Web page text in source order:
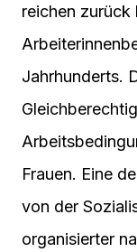
reichen zurück
Jahrhunderts.
Frauen. Eine
von der
organisierter